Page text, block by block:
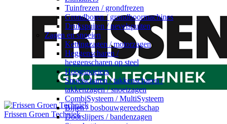
Frissen Groen Techniek
Tuinfrezen / grondfrezen
Grondboren / grondboormachines
Drukspuiten / nevelspuiten
Zagen en snoeien
Kettingzagen / motorzagen
Heggenscharen /
heggenscharen op steel
Hoogsnoeiers
Snoeischaren / takkenscharen /
takkenzagen / snoeizagen
CombiSysteem / MultiSysteem
Bijlen / bosbouwgereedschap
Doorslijpers / bandenzagen